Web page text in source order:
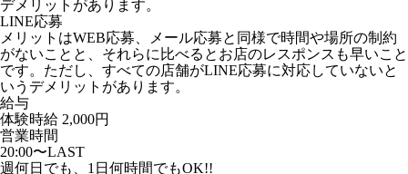
デメリットがあります。
LINE応募
メリットはWEB応募、メール応募と同様で時間や場所の制約
がないことと、それらに比べるとお店のレスポンスも早いこと
です。ただし、すべての店舗がLINE応募に対応していないと
いうデメリットがあります。
給与
体験時給 2,000円
営業時間
20:00〜LAST
週何日でも、1日何時間でもOK!!